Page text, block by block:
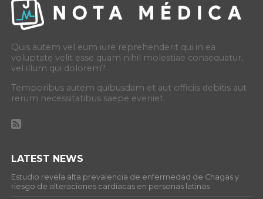
Quis autem vel eum iure reprehenderit qui in ea
voluptate velit esse quam nihil molestiae consequatur,
vel illum qui dolorem?
Temporibus autem quibusdam et aut officiis debitis aut
rerum necessitatibus saepe eveniet.
LATEST NEWS
Estudio revela alta prevalencia de enfermedad de Chagas y
riesgo de alteraciones cardíacas en personas latinas